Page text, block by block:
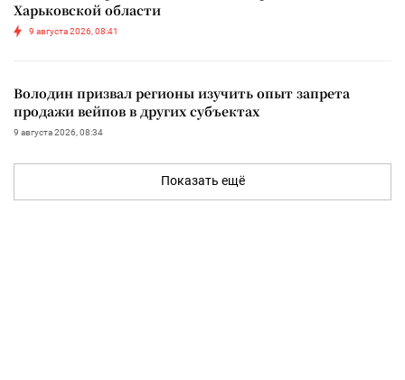
Харьковской области
9 августа 2026, 08:41
Володин призвал регионы изучить опыт запрета
продажи вейпов в других субъектах
9 августа 2026, 08:34
Показать ещё